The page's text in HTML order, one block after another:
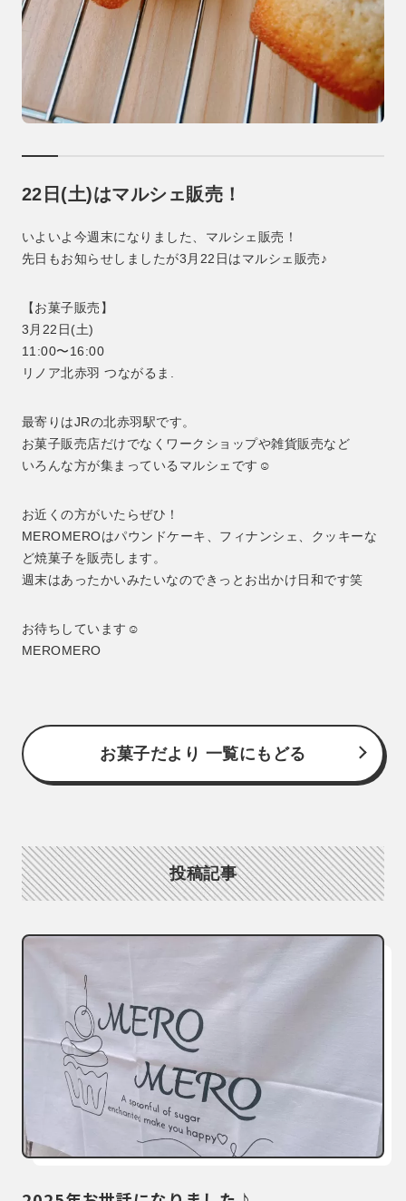
22日(土)はマルシェ販売！
いよいよ今週末になりました、マルシェ販売！
先日もお知らせしましたが3月22日はマルシェ販売♪
【お菓子販売】
3月22日(土)
11:00〜16:00
リノア北赤羽 つながるま.
最寄りはJRの北赤羽駅です。
お菓子販売店だけでなくワークショップや雑貨販売など
いろんな方が集まっているマルシェです☺︎
お近くの方がいたらぜひ！
MEROMEROはパウンドケーキ、フィナンシェ、クッキーな
ど焼菓子を販売します。
週末はあったかいみたいなのできっとお出かけ日和です笑
お待ちしています☺︎
MEROMERO
お菓子だより 一覧にもどる
投稿記事